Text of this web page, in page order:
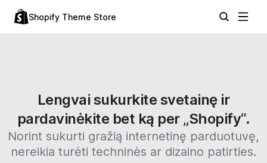
Shopify Theme Store
Lengvai sukurkite svetainę ir
pardavinėkite bet ką per „Shopify“.
Norint sukurti gražią internetinę parduotuvę,
nereikia turėti techninės ar dizaino patirties.